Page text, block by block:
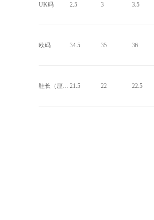
UK码 2.5 3 3.5
欧码 34.5 35 36
鞋长（厘米） 21.5 22 22.5